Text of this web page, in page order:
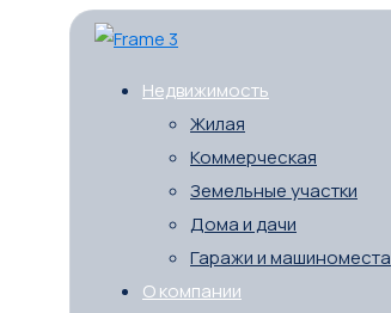
Недвижимость
Жилая
Коммерческая
Земельные участки
Дома и дачи
Гаражи и машиноместа
О компании